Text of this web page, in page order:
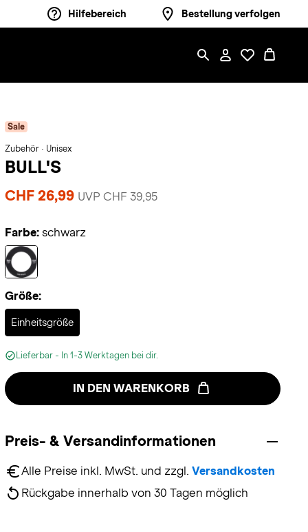
Hilfebereich Bestellung verfolgen
Sale
Zubehör · Unisex
BULL'S
CHF 26,99 UVP CHF 39,95
Farbe: schwarz
Größe:
Einheitsgröße
Selected
Lieferbar - In 1-3 Werktagen bei dir.
IN DEN WARENKORB
Preis- & Versandinformationen
Alle Preise inkl. MwSt. und zzgl. Versandkosten
Rückgabe innerhalb von 30 Tagen möglich